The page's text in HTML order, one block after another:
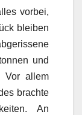
vorbei,
bleiben
und
Vor allem
brachte
An